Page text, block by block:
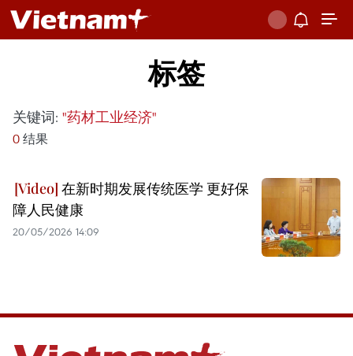
标签
关键词: "药材工业经济"
0 结果
在新时期发展传统医学 更好保
障人民健康
20/05/2026 14:09